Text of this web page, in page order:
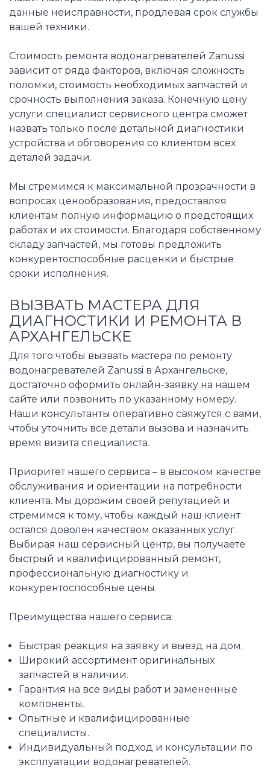
данные неисправности, продлевая срок службы
вашей техники.
Стоимость ремонта водонагревателей Zanussi
зависит от ряда факторов, включая сложность
поломки, стоимость необходимых запчастей и
срочность выполнения заказа. Конечную цену
услуги специалист сервисного центра сможет
назвать только после детальной диагностики
устройства и обговорения со клиентом всех
деталей задачи.
Мы стремимся к максимальной прозрачности в
вопросах ценообразования, предоставляя
клиентам полную информацию о предстоящих
работах и их стоимости. Благодаря собственному
складу запчастей, мы готовы предложить
конкурентоспособные расценки и быстрые
сроки исполнения.
ВЫЗВАТЬ МАСТЕРА ДЛЯ
ДИАГНОСТИКИ И РЕМОНТА В
АРХАНГЕЛЬСКЕ
Для того чтобы вызвать мастера по ремонту
водонагревателей Zanussi в Архангельске,
достаточно оформить онлайн-заявку на нашем
сайте или позвонить по указанному номеру.
Наши консультанты оперативно свяжутся с вами,
чтобы уточнить все детали вызова и назначить
время визита специалиста.
Приоритет нашего сервиса – в высоком качестве
обслуживания и ориентации на потребности
клиента. Мы дорожим своей репутацией и
стремимся к тому, чтобы каждый наш клиент
остался доволен качеством оказанных услуг.
Выбирая наш сервисный центр, вы получаете
быстрый и квалифицированный ремонт,
профессиональную диагностику и
конкурентоспособные цены.
Преимущества нашего сервиса:
Быстрая реакция на заявку и выезд на дом.
Широкий ассортимент оригинальных
запчастей в наличии.
Гарантия на все виды работ и замененные
компоненты.
Опытные и квалифицированные
специалисты.
Индивидуальный подход и консультации по
эксплуатации водонагревателей.